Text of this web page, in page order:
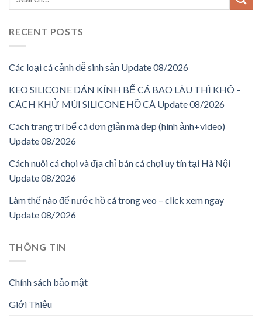
RECENT POSTS
Các loại cá cảnh dễ sinh sản Update 08/2026
KEO SILICONE DÁN KÍNH BỂ CÁ BAO LÂU THÌ KHÔ –
CÁCH KHỬ MÙI SILICONE HỒ CÁ Update 08/2026
Cách trang trí bể cá đơn giản mà đẹp (hình ảnh+video)
Update 08/2026
Cách nuôi cá chọi và địa chỉ bán cá chọi uy tín tại Hà Nội
Update 08/2026
Làm thế nào để nước hồ cá trong veo – click xem ngay
Update 08/2026
THÔNG TIN
Chính sách bảo mật
Giới Thiệu